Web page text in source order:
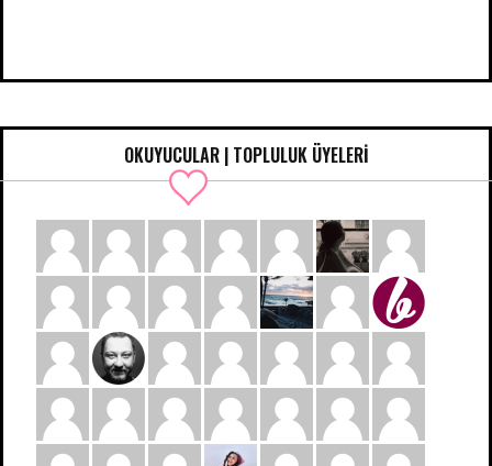
OKUYUCULAR | TOPLULUK ÜYELERİ